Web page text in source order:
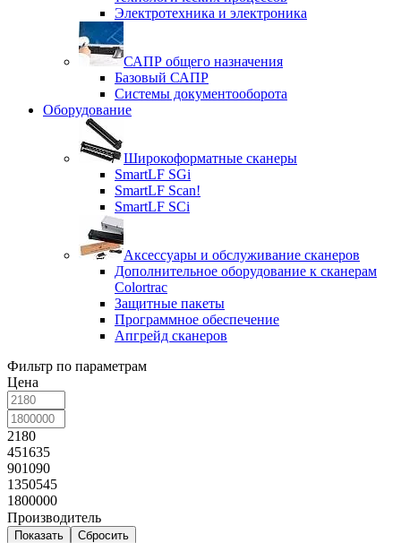
Электротехника и электроника
САПР общего назначения
Базовый САПР
Системы документооборота
Оборудование
Широкоформатные сканеры
SmartLF SGi
SmartLF Scan!
SmartLF SCi
Аксессуары и обслуживание сканеров
Дополнительное оборудование к сканерам
Colortrac
Защитные пакеты
Программное обеспечение
Апгрейд сканеров
Фильтр по параметрам
Цена
2180
451635
901090
1350545
1800000
Производитель
Сбросить